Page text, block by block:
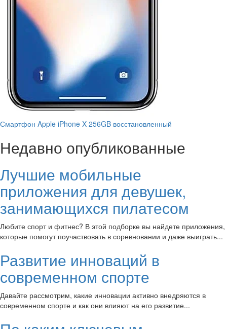
Смартфон Apple iPhone X 256GB восстановленный
Недавно опубликованные
Лучшие мобильные
приложения для девушек,
занимающихся пилатесом
Любите спорт и фитнес? В этой подборке вы найдете приложения,
которые помогут поучаствовать в соревновании и даже выиграть...
Развитие инноваций в
современном спорте
Давайте рассмотрим, какие инновации активно внедряются в
современном спорте и как они влияют на его развитие...